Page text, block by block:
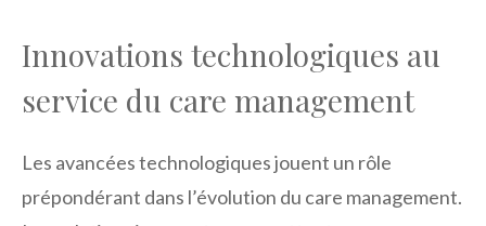
Innovations technologiques au
service du care management
Les avancées technologiques jouent un rôle
prépondérant dans l’évolution du care management.